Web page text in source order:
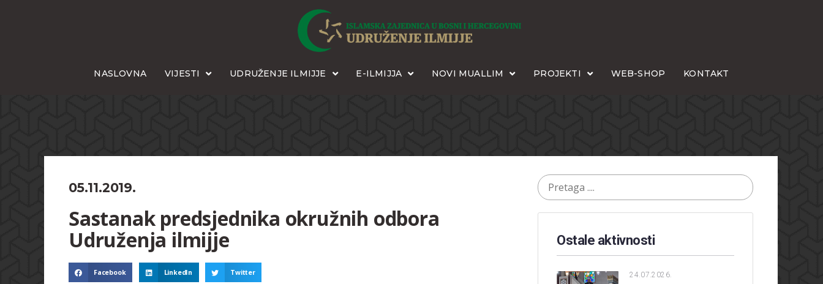
NASLOVNA VIJESTI UDRUŽENJE ILMIJJE E-ILMIJJA NOVI MUALLIM PROJEKTI WEB-SHOP KONTAKT
05.11.2019.
Sastanak predsjednika okružnih odbora
Udruženja ilmijje
Facebook LinkedIn Twitter
Ostale aktivnosti
24.07.2026.